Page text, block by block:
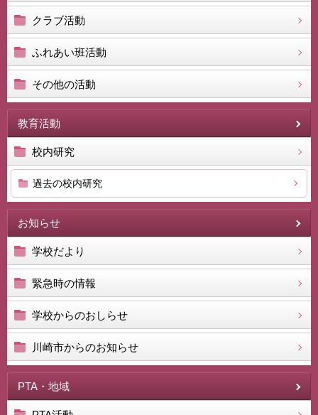
クラブ活動
ふれあい班活動
その他の活動
教育活動
校内研究
過去の校内研究
お知らせ
学校だより
緊急時の情報
学校からのおしらせ
川崎市からのお知らせ
PTA・地域